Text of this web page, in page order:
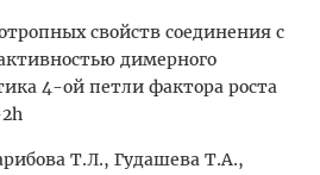
свойств соединения с
димерного
4-ой петли фактора роста
Т.Л., Гудашева Т.А.,